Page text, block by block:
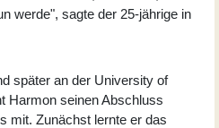
werde", sagte der 25-jährige in
später an der University of
Harmon seinen Abschluss
mit. Zunächst lernte er das